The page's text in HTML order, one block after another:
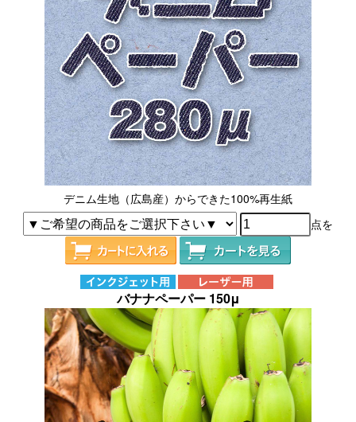
デニム生地（広島産）からできた100%再生紙
点を
バナナペーパー 150μ